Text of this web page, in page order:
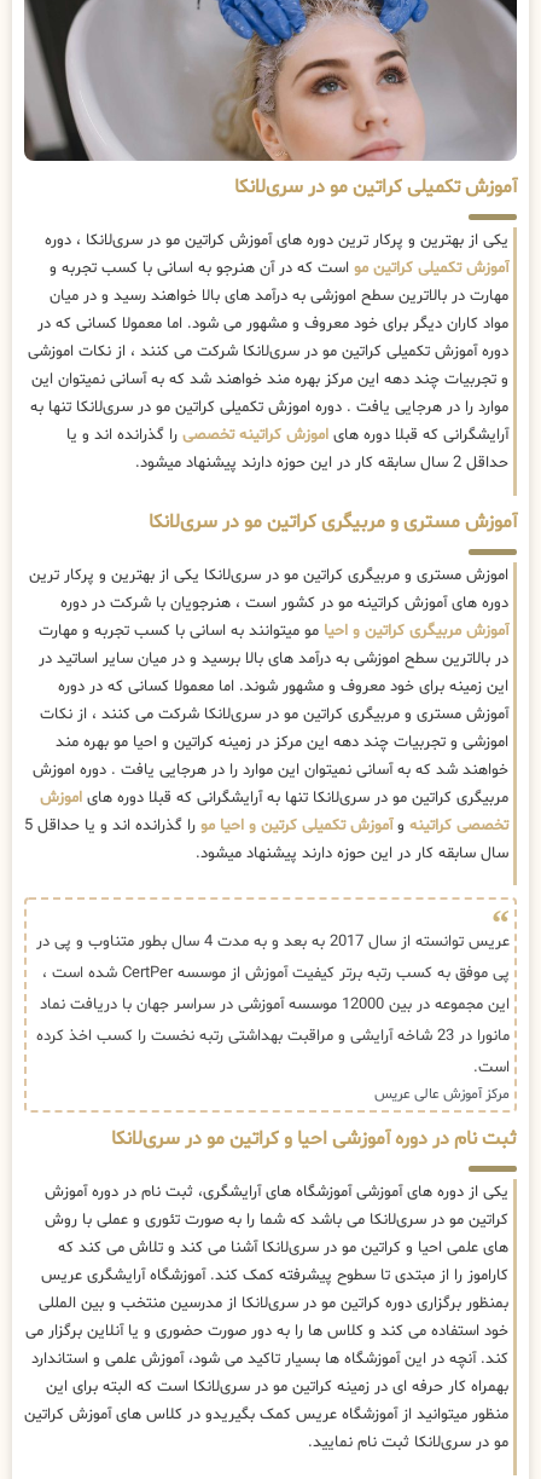
آموزش تکمیلی کراتین مو در سری‌لانکا
یکی از بهترین و پرکار ترین دوره های آموزش کراتین مو در سری‌لانکا ، دوره
آموزش تکمیلی کراتین مو است که در آن هنرجو به اسانی با کسب تجربه و
مهارت در بالاترین سطح اموزشی به درآمد های بالا خواهند رسید و در میان
مواد کاران دیگر برای خود معروف و مشهور می شود. اما معمولا کسانی که در
دوره آموزش تکمیلی کراتین مو در سری‌لانکا شرکت می کنند ، از نکات اموزشی
و تجربیات چند دهه این مرکز بهره مند خواهند شد که به آسانی نمیتوان این
موارد را در هرجایی یافت . دوره اموزش تکمیلی کراتین مو در سری‌لانکا تنها به
آرایشگرانی که قبلا دوره های اموزش کراتینه تخصصی را گذرانده اند و یا
حداقل 2 سال سابقه کار در این حوزه دارند پیشنهاد میشود.
آموزش مستری و مربیگری کراتین مو در سری‌لانکا
اموزش مستری و مربیگری کراتین مو در سری‌لانکا یکی از بهترین و پرکار ترین
دوره های آموزش کراتینه مو در کشور است ، هنرجویان با شرکت در دوره
آموزش مربیگری کراتین و احیا مو میتوانند به اسانی با کسب تجربه و مهارت
در بالاترین سطح اموزشی به درآمد های بالا برسید و در میان سایر اساتید در
این زمینه برای خود معروف و مشهور شوند. اما معمولا کسانی که در دوره
آموزش مستری و مربیگری کراتین مو در سری‌لانکا شرکت می کنند ، از نکات
اموزشی و تجربیات چند دهه این مرکز در زمینه کراتین و احیا مو بهره مند
خواهند شد که به آسانی نمیتوان این موارد را در هرجایی یافت . دوره اموزش
مربیگری کراتین مو در سری‌لانکا تنها به آرایشگرانی که قبلا دوره های اموزش
تخصصی کراتینه وآموزش تکمیلی کرتین و احیا مو
را گذرانده اند و یا حداقل 5
سال سابقه کار در این حوزه دارند پیشنهاد میشود.
عریس توانسته از سال 2017 به بعد و به مدت 4 سال بطور متناوب و پی در
پی موفق به کسب رتبه برتر کیفیت آموزش از موسسه CertPer شده است ،
این مجموعه در بین 12000 موسسه آموزشی در سراسر جهان با دریافت نماد
مانورا در 23 شاخه آرایشی و مراقبت بهداشتی رتبه نخست را کسب اخذ کرده
است.
مرکز آموزش عالی عریس
ثبت نام در دوره آموزشی احیا و کراتین مو در سری‌لانکا
یکی از دوره های آموزشی آموزشگاه های آرایشگری، ثبت نام در دوره آموزش
کراتین مو در سری‌لانکا می باشد که شما را به صورت تئوری و عملی با روش
های علمی احیا و کراتین مو در سری‌لانکا آشنا می کند و تلاش می کند که
کاراموز را از مبتدی تا سطوح پیشرفته کمک کند. آموزشگاه آرایشگری عریس
بمنظور برگزاری دوره کراتین مو در سری‌لانکا از مدرسین منتخب و بین المللی
خود استفاده می کند و کلاس ها را به دور صورت حضوری و یا آنلاین برگزار می
کند. آنچه در این آموزشگاه ها بسیار تاکید می شود، آموزش علمی و استاندارد
بهمراه کار حرفه ای در زمینه کراتین مو در سری‌لانکا است که البته برای این
منظور میتوانید از آموزشگاه عریس کمک بگیریدو در کلاس های آموزش کراتین
مو در سری‌لانکا ثبت نام نمایید.